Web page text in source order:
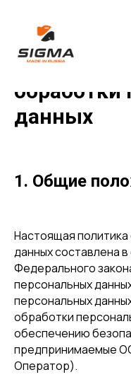
Политика
обработки
данных
1. Общие
Настоящая
данных составлена
Федерального
персональных
персональных
обработки
обеспечению
предпринимаемые
Оператор).